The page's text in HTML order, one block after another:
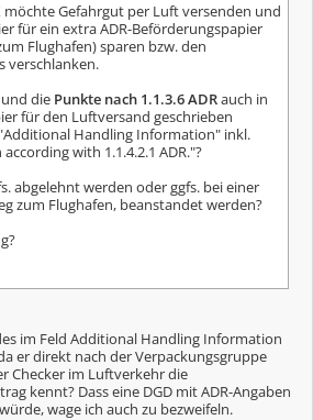
Gefahrgut per Luft versenden und
für ein extra ADR-Beförderungspapier
Flughafen) sparen bzw. den
verschlanken.
und die Punkte nach 1.1.3.6 ADRauch in
für den Luftversand geschrieben
Handling Information" inkl.
with 1.1.4.2.1 ADR."?
abgelehnt werden oder ggfs. bei einer
zum Flughafen, beanstandet werden?
im Feld Additional Handling Information
er direkt nach der Verpackungsgruppe
Checker im Luftverkehr die
kennt? Dass eine DGD mit ADR-Angaben
wage ich auch zu bezweifeln.